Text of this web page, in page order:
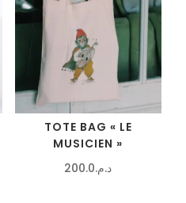
TOTE BAG « LE
MUSICIEN »
د.م.200.0